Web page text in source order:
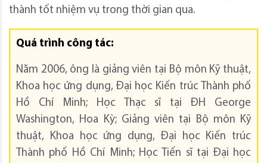
thành tốt nhiệm vụ trong thời gian qua.
Quá trình công tác:
Năm 2006, ông là giảng viên tại Bộ môn Kỹ thuật,
Khoa học ứng dụng, Đại học Kiến trúc Thành phố
Hồ Chí Minh; Học Thạc sĩ tại ĐH George
Washington, Hoa Kỳ; Giảng viên tại Bộ môn Kỹ
thuật, Khoa học ứng dụng, Đại học Kiến trúc
Thành phố Hồ Chí Minh; Học Tiến sĩ tại Đại học